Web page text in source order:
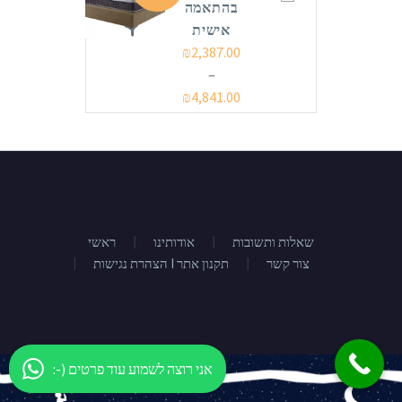
בהתאמה
אישית
₪2,387.00
–
₪4,841.00
ראשי אודותינו
שאלות ותשובות
הצהרת נגישות I תקנון אתר
צור קשר
:-) אני רוצה לשמוע עוד פרטים